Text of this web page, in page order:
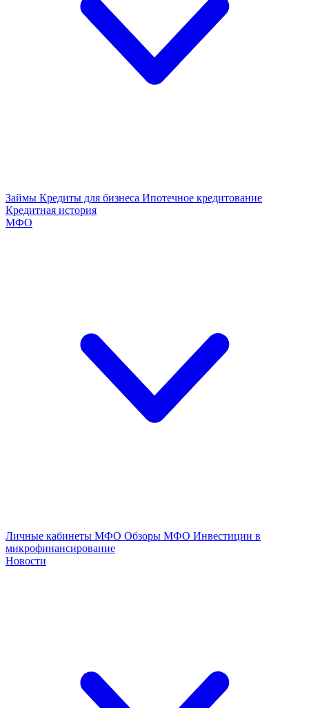
Займы Кредиты для бизнеса Ипотечное кредитование
Кредитная история
МФО
Личные кабинеты МФО Обзоры МФО Инвестиции в
микрофинансирование
Новости